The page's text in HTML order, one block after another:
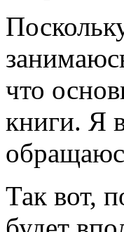
что
книги. Я
Так вот,